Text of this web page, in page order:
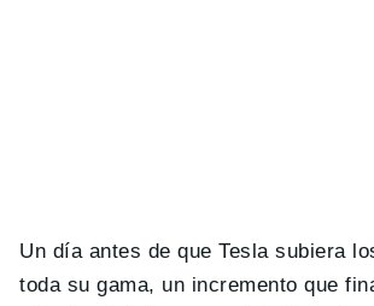
Un día antes de que Tesla subiera
toda su gama, un incremento que